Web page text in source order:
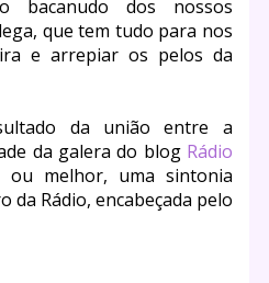
dos nossos
que tem tudo para nos
e arrepiar os pelos da
da união entre a
da galera do blog Rádio
ou melhor, uma sintonia
Rádio, encabeçada pelo